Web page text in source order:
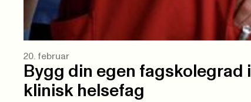
20. februar
Bygg din egen fagskolegrad i
klinisk helsefag